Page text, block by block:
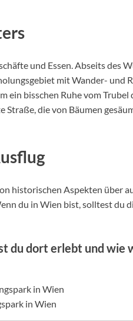
und Essen. Abseits des
mit Wander- und
ein bisschen Ruhe vom Trubel
Straße, die von Bäumen
historischen Aspekten über
du in Wien bist, solltest du
du dort erlebt und wie
in Wien